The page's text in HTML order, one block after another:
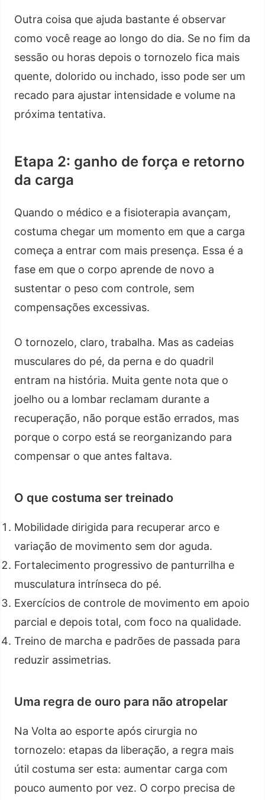
Outra coisa que ajuda bastante é observar
como você reage ao longo do dia. Se no fim da
sessão ou horas depois o tornozelo fica mais
quente, dolorido ou inchado, isso pode ser um
recado para ajustar intensidade e volume na
próxima tentativa.
Etapa 2: ganho de força e retorno
da carga
Quando o médico e a fisioterapia avançam,
costuma chegar um momento em que a carga
começa a entrar com mais presença. Essa é a
fase em que o corpo aprende de novo a
sustentar o peso com controle, sem
compensações excessivas.
O tornozelo, claro, trabalha. Mas as cadeias
musculares do pé, da perna e do quadril
entram na história. Muita gente nota que o
joelho ou a lombar reclamam durante a
recuperação, não porque estão errados, mas
porque o corpo está se reorganizando para
compensar o que antes faltava.
O que costuma ser treinado
Mobilidade dirigida para recuperar arco e
variação de movimento sem dor aguda.
Fortalecimento progressivo de panturrilha e
musculatura intrínseca do pé.
Exercícios de controle de movimento em apoio
parcial e depois total, com foco na qualidade.
Treino de marcha e padrões de passada para
reduzir assimetrias.
Uma regra de ouro para não atropelar
Na Volta ao esporte após cirurgia no
tornozelo: etapas da liberação, a regra mais
útil costuma ser esta: aumentar carga com
pouco aumento por vez. O corpo precisa de